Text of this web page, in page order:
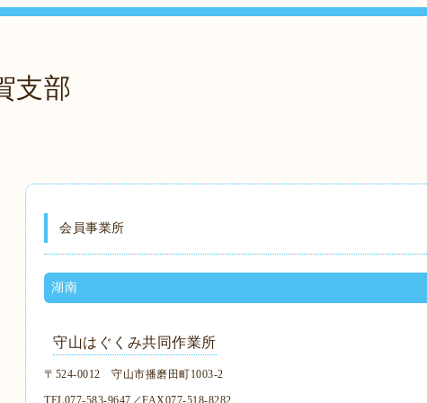
支部
会員事業所
湖南
守山はぐくみ共同作業所
〒524-0012 守山市播磨田町1003-2
TEL077-583-9647／FAX077-518-8282